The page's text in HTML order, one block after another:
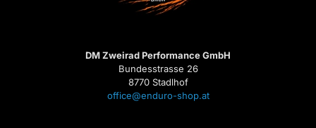
DM Zweirad Performance GmbH
Bundesstrasse 26
8770 Stadlhof
office@enduro-shop.at